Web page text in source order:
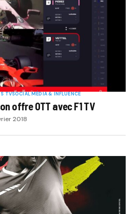
TVSOCIAL MÉDIA & INFLUENCE
offre OTT avec F1 TV
2018